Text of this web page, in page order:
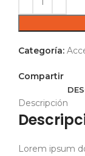
Categoría:
Compartir
Descripción
Lorem ipsum